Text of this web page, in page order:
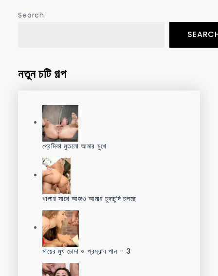
Search
নতুন চটি গল্প
প্রেমিকা মুতলো আমার মুখে
খালার সাথে আজও আমার চুদাচুদি চলছে
মায়ের মুখ চোদা ও প্রস্রাব পান – 3